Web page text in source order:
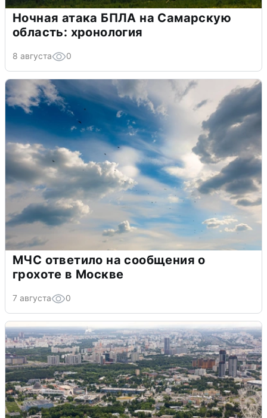
Ночная атака БПЛА на Самарскую
область: хронология
8 августа 0
МЧС ответило на сообщения о
грохоте в Москве
7 августа 0